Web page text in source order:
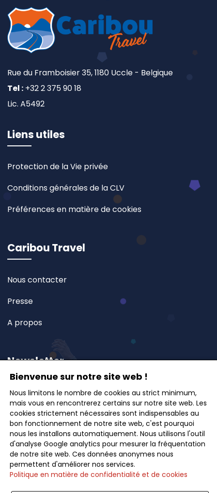
Rue du Framboisier 35, 1180 Uccle - Belgique
Tel : +32 2 375 90 18
Lic. A5492
Liens utiles
Protection de la Vie privée
Conditions générales de la CLV
Préférences en matière de cookies
Caribou Travel
Nous contacter
Presse
A propos
Newsletter
Inscrivez-vous à notre newsletter et recevez en
avant-première nos offres exclusives, idées de
voyages et conseils pour des escapades inoubliables.
Souscrire
Bienvenue sur notre site web !
Nous limitons le nombre de cookies au strict minimum,
mais vous en rencontrerez certains sur notre site web. Les
cookies strictement nécessaires sont indispensables au
bon fonctionnement de notre site web, c'est pourquoi
nous les installons automatiquement. Nous utilisons l'outil
d'analyse Google analytics pour mesurer la fréquentation
de notre site web. Ces données anonymes nous
permettent d'améliorer nos services.
Politique en matière de confidentialité et de cookies